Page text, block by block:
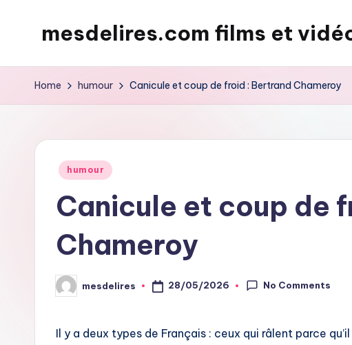
mesdelires.com films et
:
video
complet
français
Home humour Canicule et coup de froid : Bertrand Chameroy
Posted
humour
Canicule et coup de
Chameroy
Posted
by
mesdelires 28/05/2026 No Comments
Il y a deux types de Français : ceux qui râlent parce